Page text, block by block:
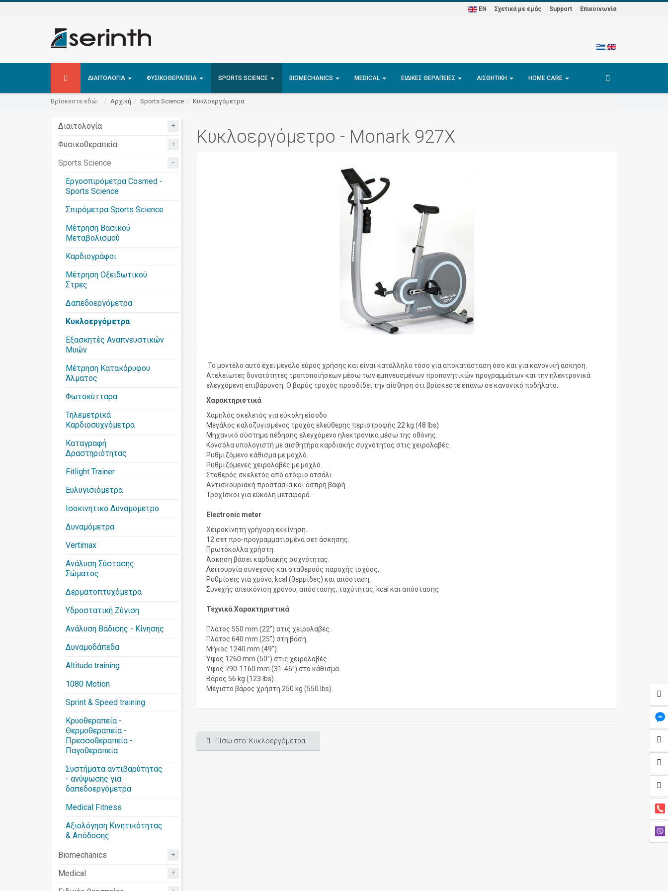
EN Σχετικά με εμάς Support Επικοινωνία
ΔΙΑΙΤΟΛΟΓΊΑ ΦΥΣΙΚΟΘΕΡΑΠΕΊΑ SPORTS SCIENCE BIOMECHANICS MEDICAL ΕΙΔΙΚΈΣ ΘΕΡΑΠΕΊΕΣ ΑΙΣΘΗΤΙΚΉ HOME CARE
Βρίσκεστε εδώ: Αρχική Sports Science Κυκλοεργόμετρα
Διαιτολογία +
Φυσικοθεραπεία +
Sports Science -
Εργοσπιρόμετρα Cosmed -
Sports Science
Σπιρόμετρα Sports Science
Μέτρηση Βασικού
Μεταβολισμού
Καρδιογράφοι
Μέτρηση Οξειδωτικού
Στρες
Δαπεδοεργόμετρα
Κυκλοεργόμετρα
Εξασκητές Αναπνευστικών
Μυών
Μέτρηση Κατακόρυφου
Άλματος
Φωτοκύτταρα
Τηλεμετρικά
Καρδιοσυχνόμετρα
Καταγραφή
Δραστηριότητας
Fitlight Trainer
Ευλυγισιόμετρα
Ισοκινητικό Δυναμόμετρο
Δυναμόμετρα
Vertimax
Ανάλυση Σύστασης
Σώματος
Δερματοπτυχόμετρα
Υδροστατική Ζύγιση
Ανάλυση Βάδισης - Κίνησης
Δυναμοδάπεδα
Altitude training
1080 Motion
Sprint & Speed training
Κρυοθεραπεία -
Θερμοθεραπεία -
Πρεσσοθεραπεία -
Παγοθεραπεία
Συστήματα αντιβαρύτητας
- ανύψωσης για
δαπεδοεργόμετρα
Medical Fitness
Αξιολόγηση Κινητικότητας
& Απόδοσης
Biomechanics +
Medical +
Κυκλοεργόμετρο - Monark 927X
Το μοντέλο αυτό έχει μεγάλο εύρος χρήσης και είναι κατάλληλο τόσο για αποκατάσταση όσο και για κανονική άσκηση.
Ατελείωτες δυνατότητες τροποποιήσεων μέσω των εμπνευσμένων προπονητικών προγραμμάτων και την ηλεκτρονικά
ελεγχόμενη επιβάρυνση. Ο βαρύς τροχός προσδίδει την αίσθηση ότι βρίσκεστε επάνω σε κανονικό ποδήλατο.
Χαρακτηριστικά
Χαμηλός σκελετός για εύκολη είσοδο
Μεγάλος καλοζυγισμένος τροχός ελεύθερης περιστροφής 22 kg (48 lbs)
Μηχανικό σύστημα πέδησης ελεγχόμενο ηλεκτρονικά μέσω της οθόνης.
Κονσόλα υπολογιστή με αισθητήρα καρδιακής συχνότητας στις χειρολαβές.
Ρυθμιζόμενο κάθισμα με μοχλό.
Ρυθμιζόμενες χειρολαβές με μοχλό.
Σταθερός σκελετός από ατόφιο ατσάλι.
Αντισκουριακή προστασία και άσπρη βαφή.
Τροχίσκοι για εύκολη μεταφορά.
Electronic meter
Χειροκίνητη γρήγορη εκκίνηση.
12 σετ προ-προγραμματισμένα σετ άσκησης.
Πρωτόκολλα χρήστη.
Άσκηση βάσει καρδιακής συχνότητας.
Λειτουργία συνεχούς και σταθερούς παροχής ισχύος.
Ρυθμίσεις για χρόνο, kcal (θερμίδες) και απόσταση.
Συνεχής απεικόνιση χρόνου, απόστασης, ταχύτητας, kcal και απόστασης
Τεχνικά Χαρακτηριστικά
Πλάτος 550 mm (22”) στις χειρολαβές.
Πλάτος 640 mm (25”) στη βάση.
Μήκος 1240 mm (49”).
Ύψος 1260 mm (50”) στις χειρολαβές.
Ύψος 790-1160 mm (31-46”) στο κάθισμα.
Βάρος 56 kg (123 lbs).
Μέγιστο βάρος χρήστη 250 kg (550 lbs).
Πίσω στο: Κυκλοεργόμετρα